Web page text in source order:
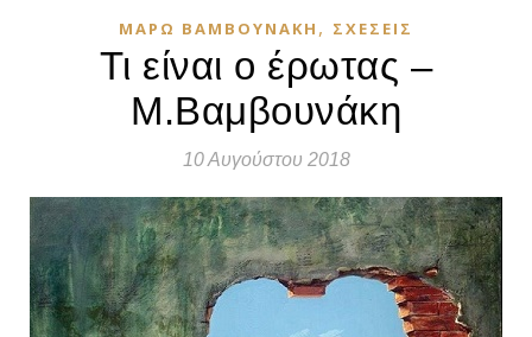
ΜΆΡΩ ΒΑΜΒΟΥΝΆΚΗ , ΣΧΈΣΕΙΣ
Τι είναι ο έρωτας –
Μ.Βαμβουνάκη
10 Αυγούστου 2018